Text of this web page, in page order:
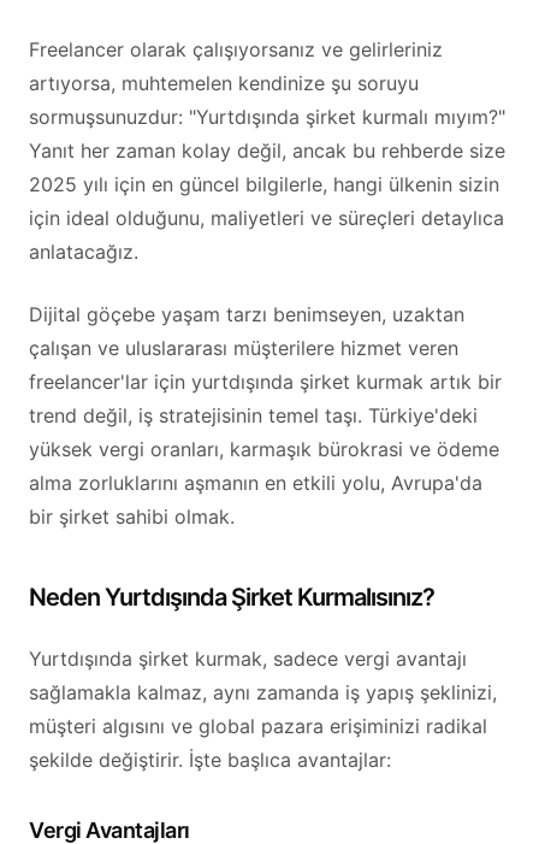
Freelancer olarak çalışıyorsanız ve gelirleriniz
artıyorsa, muhtemelen kendinize şu soruyu
sormuşsunuzdur: "Yurtdışında şirket kurmalı mıyım?"
Yanıt her zaman kolay değil, ancak bu rehberde size
2025 yılı için en güncel bilgilerle, hangi ülkenin sizin
için ideal olduğunu, maliyetleri ve süreçleri detaylıca
anlatacağız.
Dijital göçebe yaşam tarzı benimseyen, uzaktan
çalışan ve uluslararası müşterilere hizmet veren
freelancer'lar için yurtdışında şirket kurmak artık bir
trend değil, iş stratejisinin temel taşı. Türkiye'deki
yüksek vergi oranları, karmaşık bürokrasi ve ödeme
alma zorluklarını aşmanın en etkili yolu, Avrupa'da
bir şirket sahibi olmak.
Neden Yurtdışında Şirket Kurmalısınız?
Yurtdışında şirket kurmak, sadece vergi avantajı
sağlamakla kalmaz, aynı zamanda iş yapış şeklinizi,
müşteri algısını ve global pazara erişiminizi radikal
şekilde değiştirir. İşte başlıca avantajlar:
Vergi Avantajları